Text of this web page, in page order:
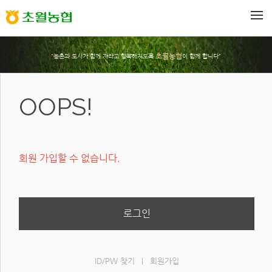
"농촌과 도시가 함께 자라고 행복해지도록초월농협이 함께 합니다"
OOPS!
회원 가입할 수 없습니다.
로그인
ID/PW 찾기 회원가입